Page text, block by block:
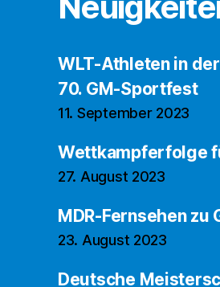
WLT-Athleten in
70. GM-Sportfest
11. September 2023
Wettkampferfolge
27. August 2023
MDR-Fernsehen zu
23. August 2023
Deutsche